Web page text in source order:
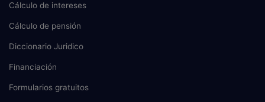
Cálculo de intereses
Cálculo de pensión
Diccionario Juridico
Financiación
Formularios gratuitos